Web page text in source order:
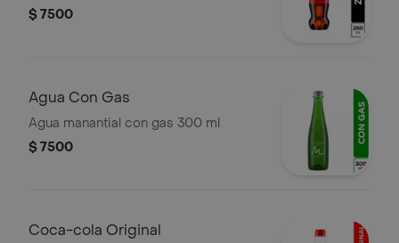
$ 7500
Agua Con Gas
Agua manantial con gas 300 ml
$ 7500
Coca-cola Original